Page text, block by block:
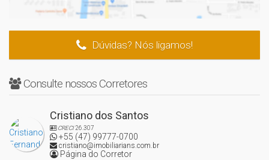
Visite a NS Imóveis em Itajaí e conheça esta e outras ofertas
Dúvidas? Nós ligamos!
Consulte nossos Corretores
Cristiano dos Santos
CRECI26.307
+55 (47) 99777-0700
cristiano@imobiliarians.com.br
Página do Corretor